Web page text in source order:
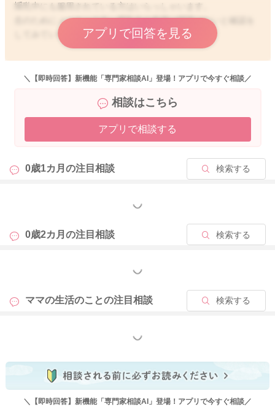
授乳中にも服用されている方はいらっしゃいます。
念のためにメーカーの方へ授乳中の服用は問題はないと確認を
してみていただけたらと思います。
どうぞよろしくお願いします。
アプリで回答を見る
＼【即時回答】新機能「専門家相談AI」登場！アプリで今すぐ相談／
相談はこちら
アプリで相談する
0歳1カ月の注目相談 検索する
もっと見る
0歳2カ月の注目相談 検索する
もっと見る
ママの生活のことの注目相談 検索する
もっと見る
＼【即時回答】新機能「専門家相談AI」登場！アプリで今すぐ相談／